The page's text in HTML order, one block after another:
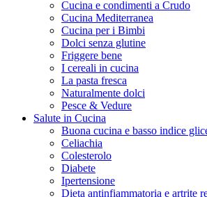
Cucina e condimenti a Crudo
Cucina Mediterranea
Cucina per i Bimbi
Dolci senza glutine
Friggere bene
I cereali in cucina
La pasta fresca
Naturalmente dolci
Pesce & Vedure
Salute in Cucina
Buona cucina e basso indice
Celiachia
Colesterolo
Diabete
Ipertensione
Dieta antinfiammatoria e artrite